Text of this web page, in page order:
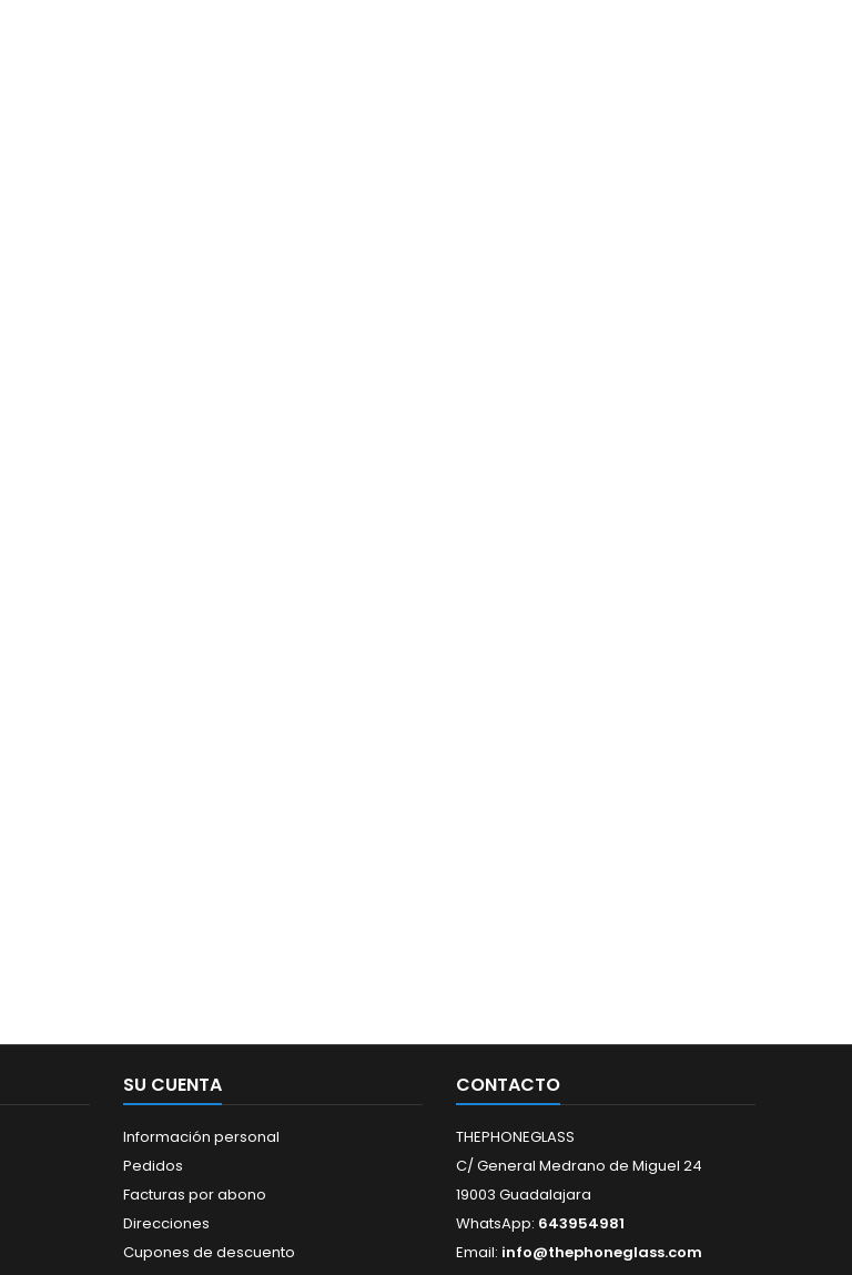
SU CUENTA
Información personal
Pedidos
Facturas por abono
Direcciones
Cupones de descuento
CONTACTO
THEPHONEGLASS
C/ General Medrano de Miguel 24
19003 Guadalajara
WhatsApp: 643954981
Email: info@thephoneglass.com